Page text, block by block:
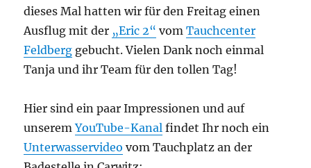
dieses Mal hatten wir für den Freitag einen
Ausflug mit der „Eric 2“ vomTauchcenter
Feldberg gebucht. Vielen Dank noch einmal
Tanja und ihr Team für den tollen Tag!
Hier sind ein paar Impressionen und auf
unseremYouTube-Kanal findet Ihr noch ein
Unterwasservideo vom Tauchplatz an der